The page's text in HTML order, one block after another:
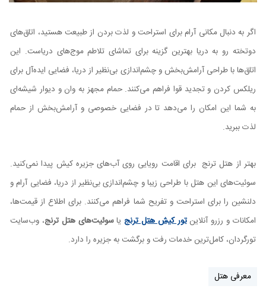
اگر به دنبال مکانی آرام برای استراحت و لذت بردن از طبیعت هستید، اتاق‌های
دوتخته رو به دریا بهترین گزینه برای تماشای تلاطم موج‌های دریاست. این
اتاق‌ها با طراحی آرامش‌بخش و چشم‌اندازی بی‌نظیر از دریا، فضایی ایده‌آل برای
ریلکس کردن و تجدید قوا فراهم می‌کنند. حمام مجهز به وان و دیوار شیشه‌ای
به شما این امکان را می‌دهد تا در فضایی خصوصی و آرامش‌بخش از حمام
لذت ببرید.
بهتر از هتل ترنج برای اقامت رویایی روی آب‌های جزیره کیش پیدا نمی‌کنید.
سوئیت‌های این هتل با طراحی زیبا و چشم‌اندازی بی‌نظیر از دریا، فضایی آرام و
دلنشین را برای استراحت و تفریح شما فراهم می‌کنند. برای اطلاع از قیمت‌ها،
امکانات و رزرو آنلاینتور کیش هتل ترنجیاسوئیت‌های هتل ترنج، وب‌سایت
تورگردان، کامل‌ترین خدمات رفت و برگشت به جزیره را دارد.
معرفی هتل